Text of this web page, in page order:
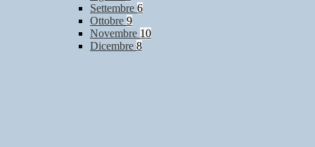
Settembre 6
Ottobre 9
Novembre 10
Dicembre 8